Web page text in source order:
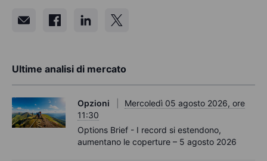
Ultime analisi di mercato
Opzioni
Mercoledì 05 agosto 2026, ore
11:30
Options Brief - I record si estendono,
aumentano le coperture – 5 agosto 2026